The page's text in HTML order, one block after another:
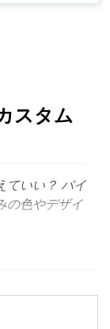
スタム
ていい？ バイ
の色やデザイ